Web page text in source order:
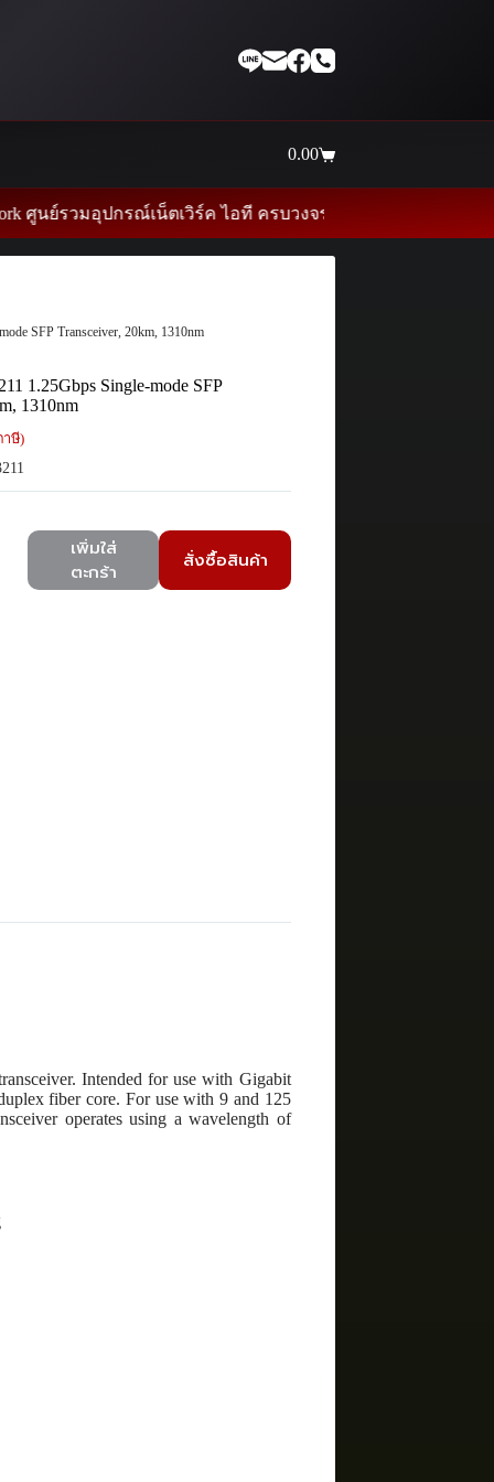
Shopping
0.00
กรณ์เน็ตเวิร์ค ไอที ครบวงจร ราคาคุ้ม คุณภาพมาตรฐาน บริการด้
SFP Transceiver, 20km, 1310nm
1.25Gbps Single-mode SFP
1310nm
าษี)
เพิ่มใส่
ตะกร้า
สั่งซื้อสินค้า
Intended for use with Gigabit
fiber core. For use with 9 and 125
operates using a wavelength of